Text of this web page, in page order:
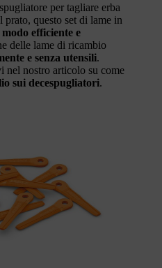
per tagliare erba
prato, questo set di lame in
efficiente e
delle lame di ricambio
e senza utensili.
nostro articolo su come
sui decespugliatori.